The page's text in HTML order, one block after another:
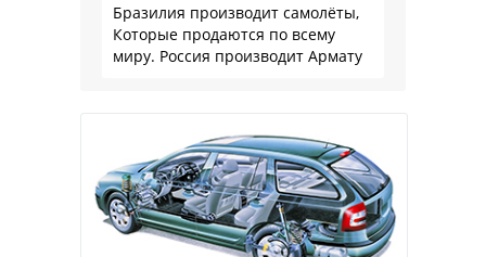
Бразилия производит самолёты,
Которые продаются по всему
миру. Россия производит Армату